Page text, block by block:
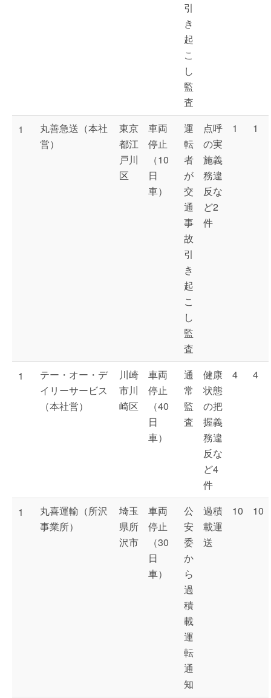
引
き
起
こ
し
監
査
1
丸善急送（本社
営）
東京
都江
戸川
区
車両
停止
（10
日
車）
運
転
者
が
交
通
事
故
引
き
起
こ
し
監
査
点呼
の実
施義
務違
反な
ど2
件
1 1
1
テー・オー・デ
イリーサービス
（本社営）
川崎
市川
崎区
車両
停止
（40
日
車）
通
常
監
査
健康
状態
の把
握義
務違
反な
ど4
件
4 4
1
丸喜運輸（所沢
事業所）
埼玉
県所
沢市
車両
停止
（30
日
車）
公
安
委
か
ら
過
積
載
運
転
通
知
過積
載運
送
10 10